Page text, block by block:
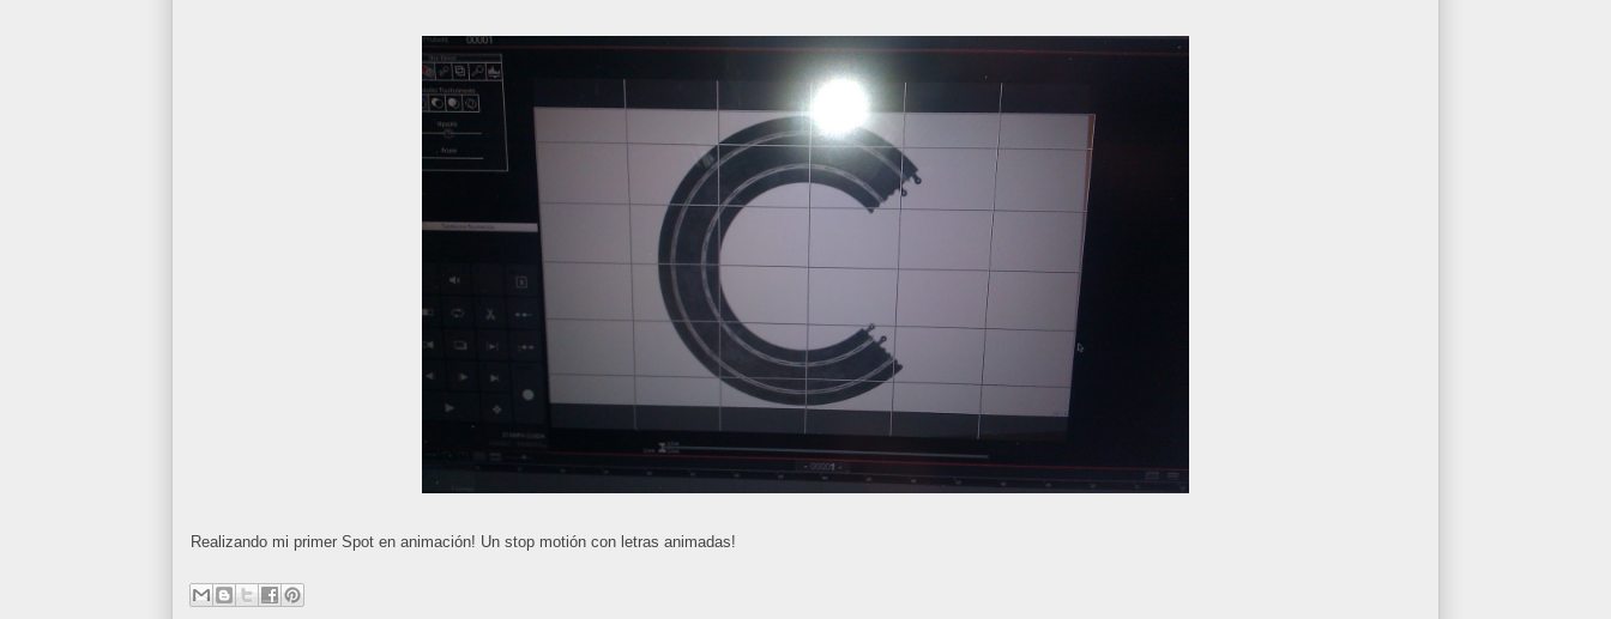
Realizando mi primer Spot en animación! Un stop motión con letras animadas!